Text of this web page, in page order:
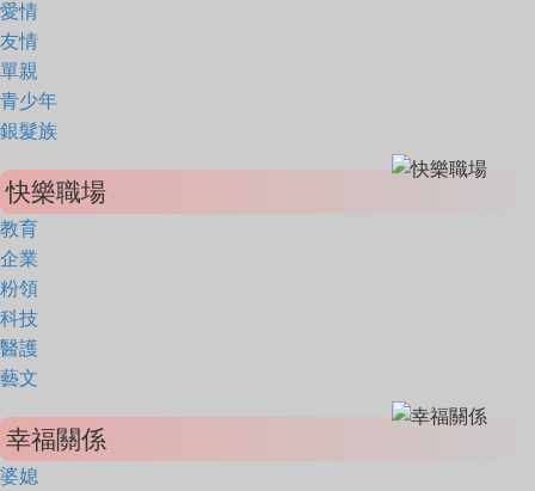
愛情
友情
單親
青少年
銀髮族
快樂職場
教育
企業
粉領
科技
醫護
藝文
幸福關係
婆媳